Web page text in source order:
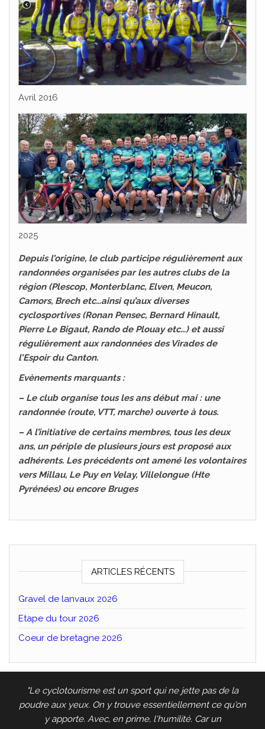
Avril 2016
2025
Depuis l’origine, le club participe régulièrement aux
randonnées organisées par les autres clubs de la
région (Plescop, Monterblanc, Elven, Meucon,
Camors, Brech etc…ainsi qu’aux diverses
cyclosportives (Ronan Pensec, Bernard Hinault,
Pierre Le Bigaut, Rando de Plouay etc…) et aussi
régulièrement aux randonnées des Virades de
l’Espoir du Canton.
Evènements marquants :
– Le club organise tous les ans début mai : une
randonnée (route, VTT, marche) ouverte à tous.
– A l’initiative de certains membres, tous les deux
ans, un périple de plusieurs jours est proposé aux
adhérents. Les précédents ont amené les volontaires
vers Millau, Le Puy en Velay, Villelongue (Hte
Pyrénées) ou encore Bruges
ARTICLES RÉCENTS
Gravel de lanvaux 2026
Etape du tour 2026
Coeur de bretagne 2026
"Le cyclotourisme est un sport qui ne jette pas de la
poudre aux yeux. On y trouve essentiellement ce qu'on
y apporte. Avec, en prime, l'humilité. Car un